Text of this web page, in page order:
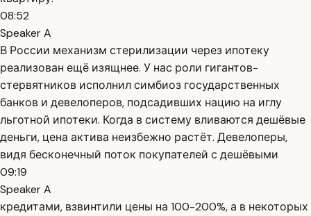
08:52
Speaker A
В России механизм стерилизации через ипотеку
реализован ещё изящнее. У нас роли гигантов-
стервятников исполнил симбиоз государственных
банков и девелоперов, подсадивших нацию на иглу
льготной ипотеки. Когда в систему вливаются дешёвые
деньги, цена актива неизбежно растёт. Девелоперы,
видя бесконечный поток покупателей с дешёвыми
09:19
Speaker A
кредитами, взвинтили цены на 100-200%, а в некоторых